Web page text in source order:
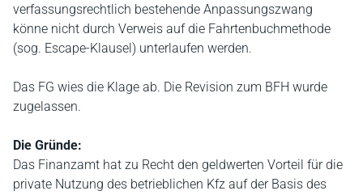
verfassungsrechtlich bestehende Anpassungszwang
könne nicht durch Verweis auf die Fahrtenbuchmethode
(sog. Escape-Klausel) unterlaufen werden.
Das FG wies die Klage ab. Die Revision zum BFH wurde
zugelassen.
Die Gründe:
Das Finanzamt hat zu Recht den geldwerten Vorteil für die
private Nutzung des betrieblichen Kfz auf der Basis des